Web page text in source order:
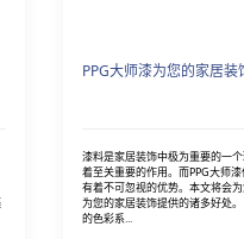
PPG大师漆为您的家居
漆料是家居装饰中极为重要的一
着至关重要的作用。而PPG大师
有着不可忽视的优势。本文将会
为您的家居装饰提供的诸多好处。 颜色丰富、色彩饱和度高 PPG大师漆以其丰富
的色彩系...